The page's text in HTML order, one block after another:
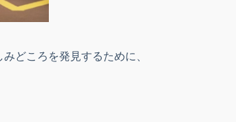
どころを発見するために、